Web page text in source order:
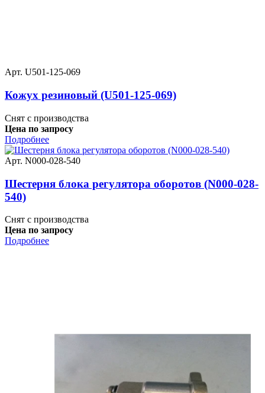
Арт. U501-125-069
Кожух резиновый (U501-125-069)
Снят с производства
Цена по запросу
Подробнее
Арт. N000-028-540
Шестерня блока регулятора оборотов (N000-028-
540)
Снят с производства
Цена по запросу
Подробнее